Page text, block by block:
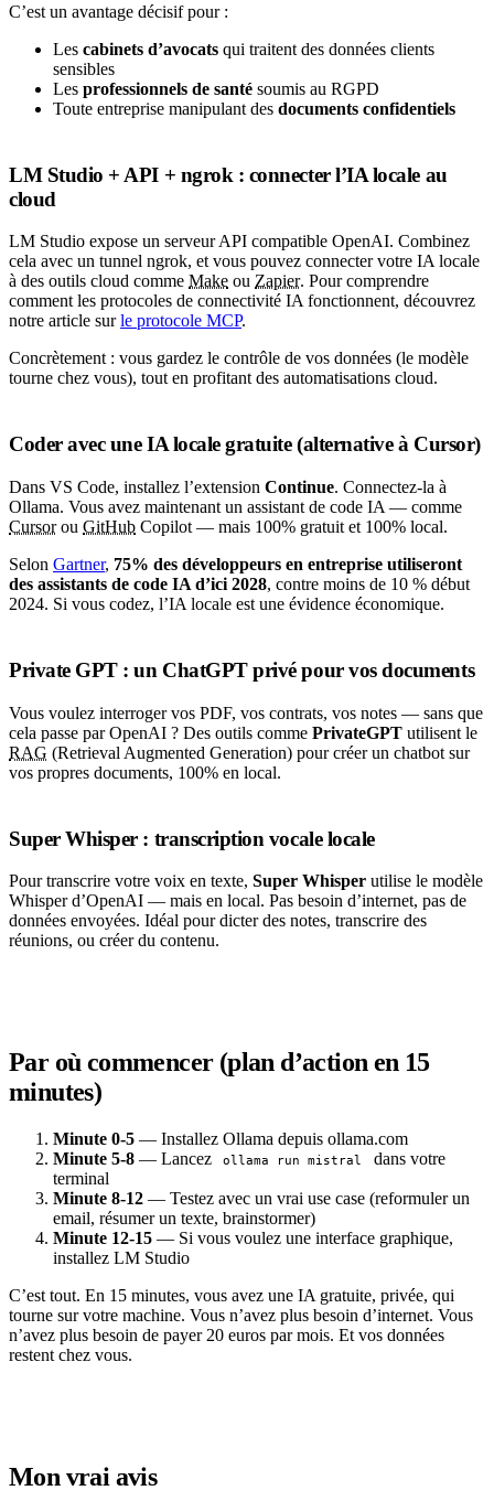
C’est un avantage décisif pour :
Les cabinets d’avocats qui traitent des données clients
sensibles
Les professionnels de santé soumis au RGPD
Toute entreprise manipulant des documents confidentiels
LM Studio + API + ngrok : connecter l’IA locale au
cloud
LM Studio expose un serveur API compatible OpenAI. Combinez
cela avec un tunnel ngrok, et vous pouvez connecter votre IA locale
à des outils cloud comme Make ou Zapier. Pour comprendre
comment les protocoles de connectivité IA fonctionnent, découvrez
notre article surle protocole MCP.
Concrètement : vous gardez le contrôle de vos données (le modèle
tourne chez vous), tout en profitant des automatisations cloud.
Coder avec une IA locale gratuite (alternative à Cursor)
Dans VS Code, installez l’extension Continue. Connectez-la à
Ollama. Vous avez maintenant un assistant de code IA — comme
Cursorou GitHub Copilot — mais 100% gratuit et 100% local.
Selon Gartner, 75% des développeurs en entreprise utiliseront
des assistants de code IA d’ici 2028, contre moins de 10 % début
2024. Si vous codez, l’IA locale est une évidence économique.
Private GPT : un ChatGPT privé pour vos documents
Vous voulez interroger vos PDF, vos contrats, vos notes — sans que
cela passe par OpenAI ? Des outils comme PrivateGPT utilisent le
RAG (Retrieval Augmented Generation) pour créer un chatbot sur
vos propres documents, 100% en local.
Super Whisper : transcription vocale locale
Pour transcrire votre voix en texte, Super Whisper utilise le modèle
Whisper d’OpenAI — mais en local. Pas besoin d’internet, pas de
données envoyées. Idéal pour dicter des notes, transcrire des
réunions, ou créer du contenu.
Par où commencer (plan d’action en 15
minutes)
Minute 0-5 — Installez Ollama depuis ollama.com
Minute 5-8 — Lancez ollama run mistral
dans votre
terminal
Minute 8-12 — Testez avec un vrai use case (reformuler un
email, résumer un texte, brainstormer)
Minute 12-15 — Si vous voulez une interface graphique,
installez LM Studio
C’est tout. En 15 minutes, vous avez une IA gratuite, privée, qui
tourne sur votre machine. Vous n’avez plus besoin d’internet. Vous
n’avez plus besoin de payer 20 euros par mois. Et vos données
restent chez vous.
Mon vrai avis